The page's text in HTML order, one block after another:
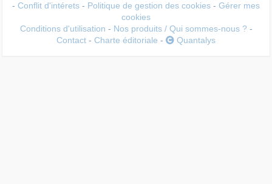
- Conflit d'intérets - Politique de gestion des cookies - Gérer mes
cookies
Conditions d'utilisation - Nos produits / Qui sommes-nous ? -
Contact - Charte éditoriale - Quantalys